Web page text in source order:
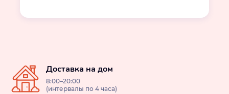
Доставка на дом
8:00–20:00
(интервалы по 4 часа)